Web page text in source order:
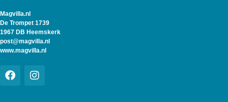
Magvilla.nl
De Trompet 1739
1967 DB Heemskerk
post@magvilla.nl
www.magvilla.nl